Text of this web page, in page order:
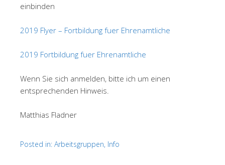
einbinden
2019 Flyer – Fortbildung fuer Ehrenamtliche
2019 Fortbildung fuer Ehrenamtliche
Wenn Sie sich anmelden, bitte ich um einen
entsprechenden Hinweis.
Matthias Fladner
Posted in: Arbeitsgruppen, Info